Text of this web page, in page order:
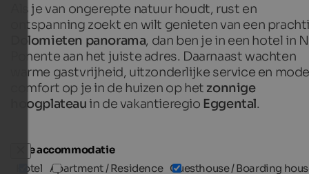
Als je van ongerepte natuur houdt, rust en
ontspanning zoekt en wilt genieten van een
Dolomieten panorama, dan ben je in een hotel in
Ponente aan het juiste adres. Daarnaast wachten
warme gastvrijheid, uitzonderlijke service en
comfort op je in de huizen op het zonnige
hoogplateau in de vakantieregio Eggental.
Type accommodatie
Hotel Apartment / Residence Guesthouse / Boarding